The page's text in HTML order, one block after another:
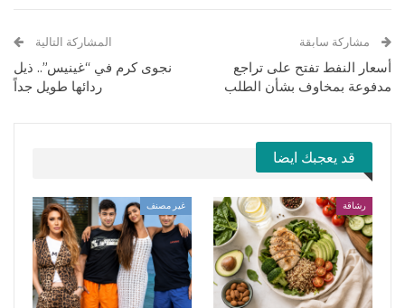
مشاركة سابقة
أسعار النفط تفتح على تراجع
مدفوعة بمخاوف بشأن الطلب
المشاركة التالية
نجوى كرم في “غينيس”.. ذيل
ردائها طويل جداً
قد يعجبك ايضا
رشاقة غير مصنف